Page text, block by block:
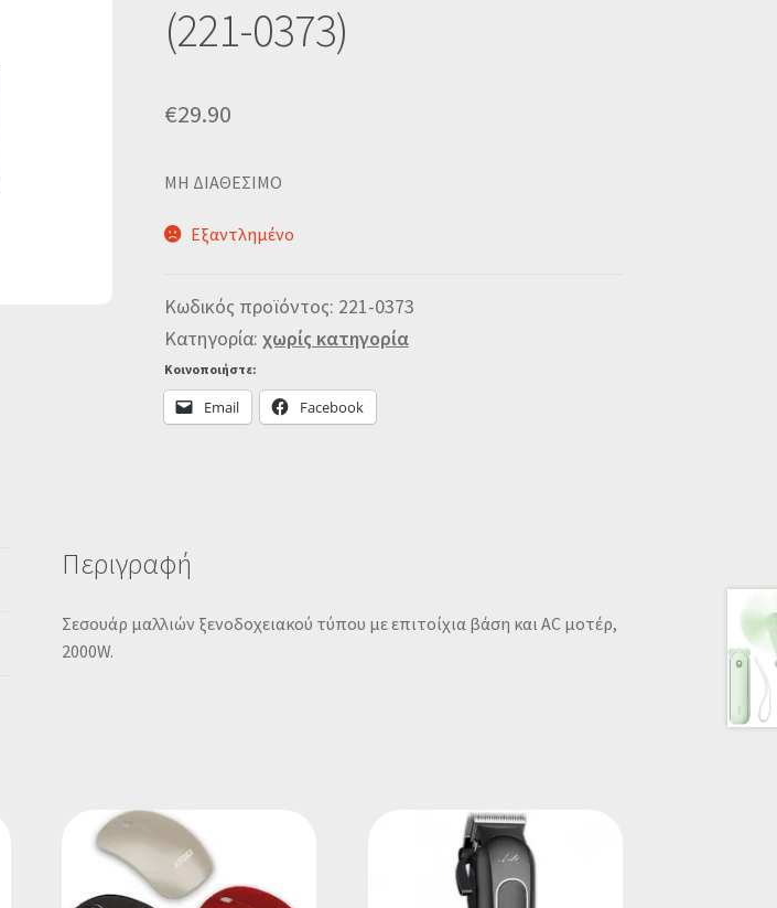
(221-0373)
€29.90
MΗ ΔΙΑΘΕΣΙΜΟ
Εξαντλημένο
Κωδικός προϊόντος: 221-0373
Κατηγορία: χωρίς κατηγορία
Κοινοποιήστε:
Email Facebook
Περιγραφή
Σεσουάρ μαλλιών ξενοδοχειακού τύπου με επιτοίχια βάση και AC μοτέρ,
2000W.